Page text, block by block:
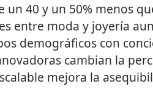
un 40 y un 50% menos
entre moda y joyería
demográficos con
cambian la
mejora la